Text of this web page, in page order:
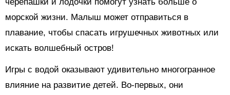
морской жизни. Малыш может отправиться в
плавание, чтобы спасать игрушечных животных или
искать волшебный остров!
Игры с водой оказывают удивительно многогранное
влияние на развитие детей. Во-первых, они